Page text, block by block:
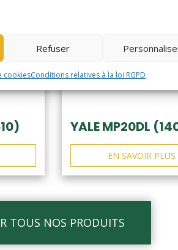
Refuser
cookiesConditions relatives à la loi RGPD
YALE MP20DL
EN SAVOIR PLUS
TOUS NOS PRODUITS